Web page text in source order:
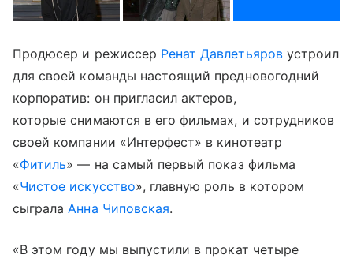
Продюсер и режиссер Ренат Давлетьяровустроил
для своей команды настоящий предновогодний
корпоратив: он пригласил актеров,
которые снимаются в его фильмах, и сотрудников
своей компании «Интерфест» в кинотеатр
«Фитиль» — на самый первый показ фильма
«Чистое искусство», главную роль в котором
сыграла Анна Чиповская.
«В этом году мы выпустили в прокат четыре